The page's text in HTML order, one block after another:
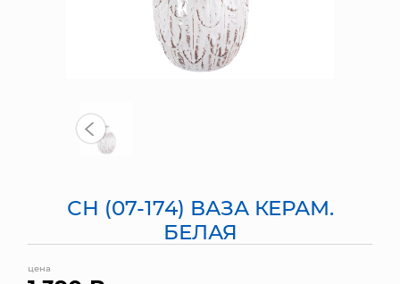
ГРУНТЫ И УДОБРЕНИЯ
ПРЕДМЕТЫ ИНТЕРЬЕРА
ЯЩИКИ
СУНДУКИ
СН (07-174) ВАЗА КЕРАМ.
БЕЛАЯ
цена